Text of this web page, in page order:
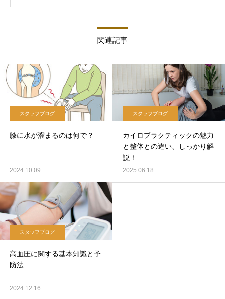
関連記事
スタッフブログ
膝に水が溜まるのは何で？
2024.10.09
スタッフブログ
カイロプラクティックの魅力
と整体との違い、しっかり解
説！
2025.06.18
スタッフブログ
高血圧に関する基本知識と予
防法
2024.12.16